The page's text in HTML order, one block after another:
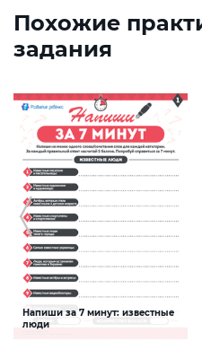
Похожие
задания
Напиши за 7 минут: известные
люди